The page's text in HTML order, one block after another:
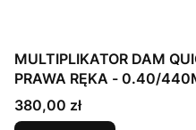
MULTIPLIKATOR DAM
PRAWA RĘKA - 0.40/
Cena
380,00 zł